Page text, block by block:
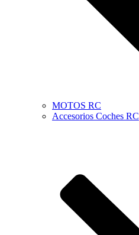
MOTOS RC
Accesorios Coches RC